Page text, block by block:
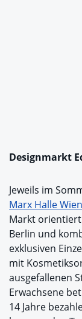
Designmarkt
Jeweils im
Marx Halle Wien
Markt
Berlin und
exklusiven
mit
ausgefallenen
Erwachsene
14 Jahre